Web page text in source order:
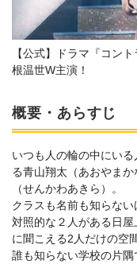
【公式】ドラマ『コン
根温世W主演！
概要・あらすじ
いつも人の輪の中にい
る青山翔太（あおやま
（せんかわあきら）。
クラスも名前も知らない
対照的な２人がある日
に聞こえる2人だけの空
誰も知らない学校の片